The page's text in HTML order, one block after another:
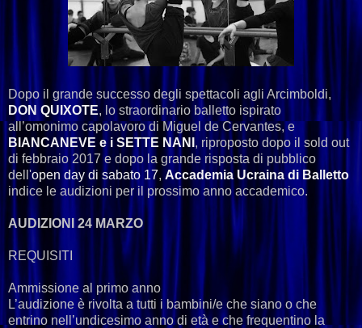
Dopo il grande successo degli spettacoli agli Arcimboldi,
DON QUIXOTE, lo straordinario balletto ispirato
all’omonimo capolavoro di Miguel de Cervantes, e
BIANCANEVE e i SETTE NANI , riproposto dopo il sold out
di febbraio 2017 e dopo la grande risposta di pubblico
dell'open day di sabato 17, Accademia Ucraina di Balletto
indice le audizioni per il prossimo anno accademico.
AUDIZIONI 24 MARZO
REQUISITI
Ammissione al primo anno
L’audizione è rivolta a tutti i bambini/e che siano o che
entrino nell’undicesimo anno di età e che frequentino la